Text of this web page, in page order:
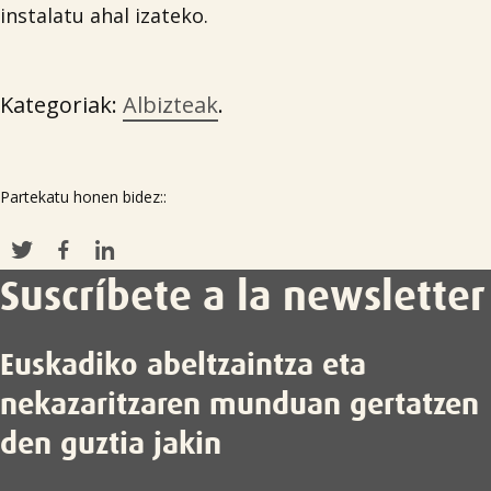
instalatu ahal izateko.
Kategoriak: Albizteak.
Partekatu honen bidez::
Suscríbete a la newsletter
Euskadiko abeltzaintza eta
nekazaritzaren munduan gertatzen
den guztia jakin